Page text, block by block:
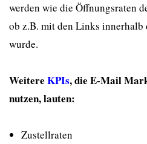
werden wie die Öffnungsraten
ob z.B. mit den Links
wurde.
Weitere KPIs, die E-Mail
nutzen, lauten:
Zustellraten